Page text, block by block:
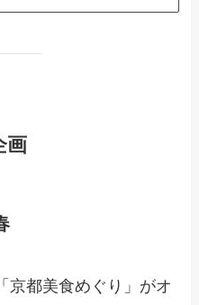
画
京都美食めぐり」がオ